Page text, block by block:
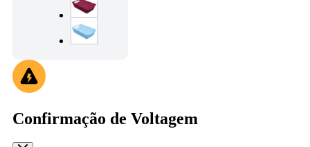
Confirmação de Voltagem